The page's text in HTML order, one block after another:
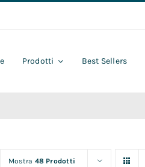
Prodotti Best Sellers
Mostra 48 Prodotti